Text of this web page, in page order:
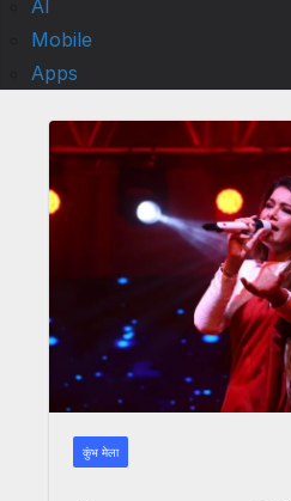
AI
Mobile
Apps
कुंभ मेला